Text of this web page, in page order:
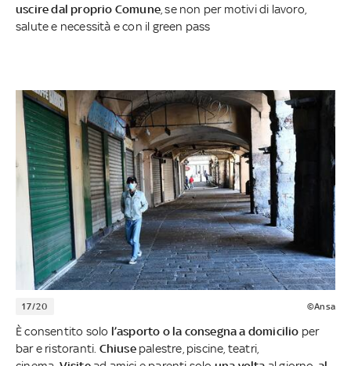
uscire dal proprio Comune , se non per motivi di lavoro,
salute e necessità e con il green pass
17/20 ©Ansa
È consentito solo l’asporto o la consegna a domicilio per
bar e ristoranti. Chiusepalestre, piscine, teatri,